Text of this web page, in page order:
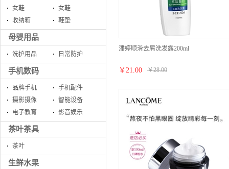
女鞋
女鞋
收纳箱
鞋垫
母婴用品
洗护用品 日常防护
手机数码
品牌手机
手机配件
摄影摄像
智能设备
电子教育
影音娱乐
茶叶茶具
茶叶
生鲜水果
潘婷顺滑去屑洗发露200ml
￥ 21.00 ￥28.00